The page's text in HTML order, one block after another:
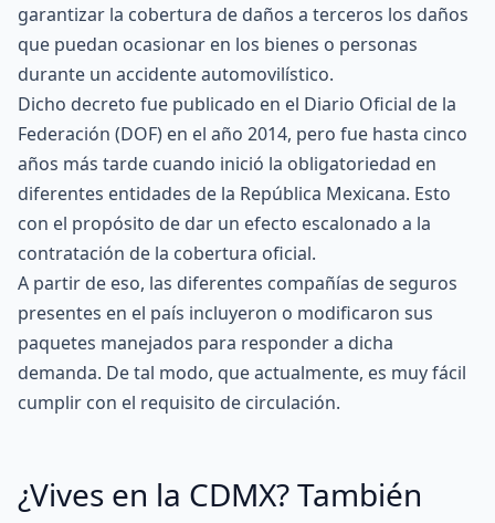
garantizar la cobertura de daños a terceros los daños
que puedan ocasionar en los bienes o personas
durante un accidente automovilístico.
Dicho decreto fue publicado en el Diario Oficial de la
Federación (DOF) en el año 2014, pero fue hasta cinco
años más tarde cuando inició la obligatoriedad en
diferentes entidades de la República Mexicana. Esto
con el propósito de dar un efecto escalonado a la
contratación de la cobertura oficial.
A partir de eso, las diferentes compañías de seguros
presentes en el país incluyeron o modificaron sus
paquetes manejados para responder a dicha
demanda. De tal modo, que actualmente, es muy fácil
cumplir con el requisito de circulación.
¿Vives en la CDMX? También